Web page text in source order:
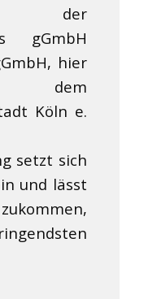
der
gGmbH
hier
dem
Köln e.
setzt sich
und lässt